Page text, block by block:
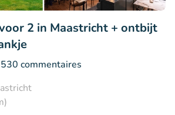
2 in Maastricht + ontbijt
commentaires